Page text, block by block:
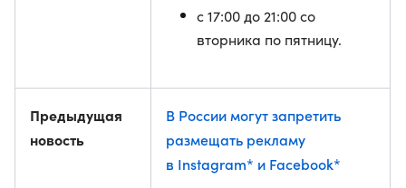
с 17:00 до 21:00 со
вторника по пятницу.
Предыдущая
новость
В России могут запретить
размещать рекламу
в Instagram* и Facebook*